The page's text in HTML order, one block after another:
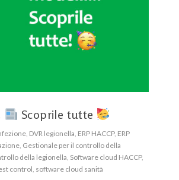
Scoprile tutte
, DVR legionella, ERP HACCP, ERP
, Gestionale per il controllo della
della legionella, Software cloud HACCP,
control, software cloud sanità